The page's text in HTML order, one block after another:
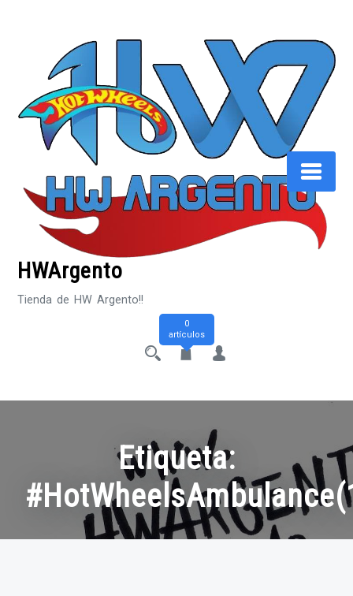
HWArgento
Tienda de HW Argento!!
0
artículos
Etiqueta: